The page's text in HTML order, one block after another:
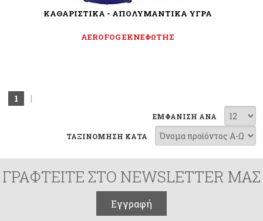
ΚΑΘΑΡΙΣΤΙΚΑ - ΑΠΟΛΥΜΑΝΤΙΚΑ ΥΓΡΑ
AEROFOG ΕΚΝΕΦΩΤΗΣ
1 |
ΕΜΦΑΝΙΣΗ ΑΝΑ
ΤΑΞΙΝΟΜΗΣΗ ΚΑΤΑ
ΓΡΑΦΤΕΙΤΕ ΣΤΟ NEWSLETTER ΜΑΣ